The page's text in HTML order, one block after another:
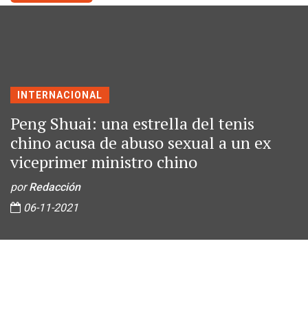
INTERNACIONAL
Peng Shuai: una estrella del tenis
chino acusa de abuso sexual a un ex
viceprimer ministro chino
porRedacción
06-11-2021